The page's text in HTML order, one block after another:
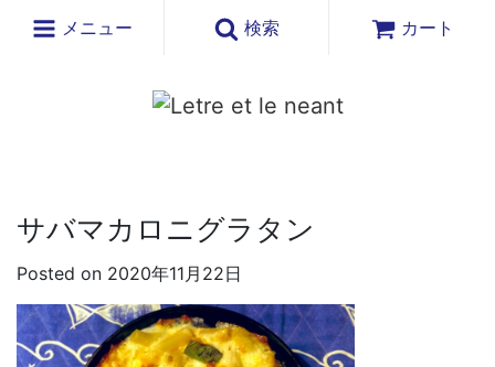
メニュー 検索 カート
サバマカロニグラタン
Posted on 2020年11月22日